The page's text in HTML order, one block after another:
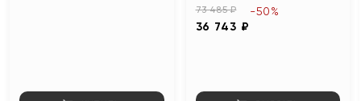
73 485 ₽
36 743 ₽
-50%